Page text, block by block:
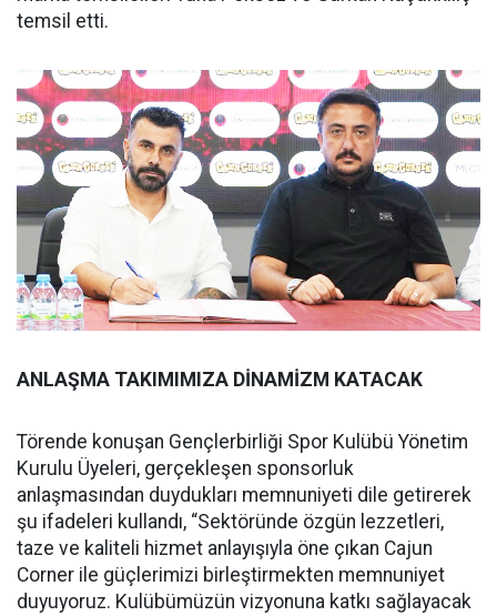
temsil etti.
ANLAŞMA TAKIMIMIZA DİNAMİZM KATACAK
Törende konuşan Gençlerbirliği Spor Kulübü Yönetim
Kurulu Üyeleri, gerçekleşen sponsorluk
anlaşmasından duydukları memnuniyeti dile getirerek
şu ifadeleri kullandı, “Sektöründe özgün lezzetleri,
taze ve kaliteli hizmet anlayışıyla öne çıkan Cajun
Corner ile güçlerimizi birleştirmekten memnuniyet
duyuyoruz. Kulübümüzün vizyonuna katkı sağlayacak